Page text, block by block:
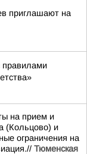
приглашают на
правилами
на прием и
(Кольцово) и
ограничения на
Тюменская